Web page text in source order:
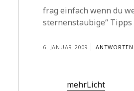
frag einfach wenn du
sternenstaubige“ Tipps
6. JANUAR 2009 ANTWORTEN
mehrLicht